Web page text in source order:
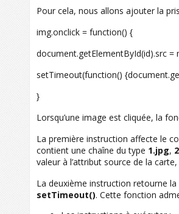
Pour cela, nous allons ajouter la
img.onclick = function() {
document.getElementById(id).src =
setTimeout(function()
}
Lorsqu’une image est cliquée, la
La première instruction affecte le
contient une chaîne du type 1.jpg,
valeur à l’attribut source de la
La deuxième instruction retourne
setTimeout(). Cette fonction